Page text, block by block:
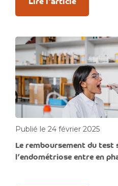
Lire l'article
Publié le 24 février 2025
Le remboursement du test
l’endométriose entre en